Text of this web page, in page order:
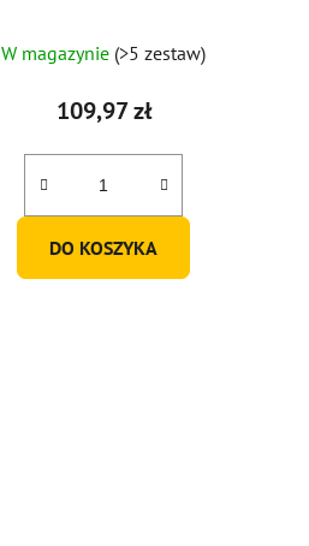
W magazynie (>5 zestaw)
109,97 zł
DO KOSZYKA